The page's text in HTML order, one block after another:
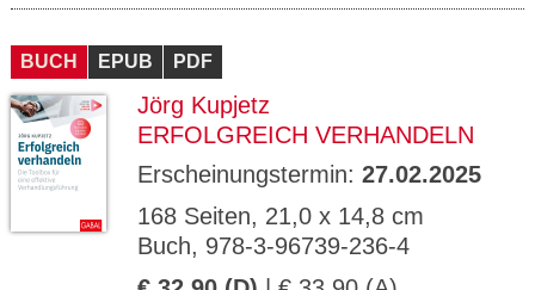
BUCH EPUB PDF
Jörg Kupjetz
ERFOLGREICH VERHANDELN
Erscheinungstermin: 27.02.2025
168 Seiten, 21,0 x 14,8 cm
Buch, 978-3-96739-236-4